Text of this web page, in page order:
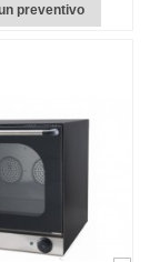
preventivo